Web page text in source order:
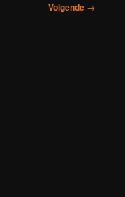
Volgende →